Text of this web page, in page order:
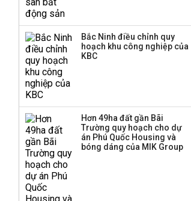
Bắc Ninh điều chỉnh quy
hoạch khu công nghiệp của
KBC
Hơn 49ha đất gần Bãi
Trường quy hoạch cho dự
án Phú Quốc Housing và
bóng dáng của MIK Group